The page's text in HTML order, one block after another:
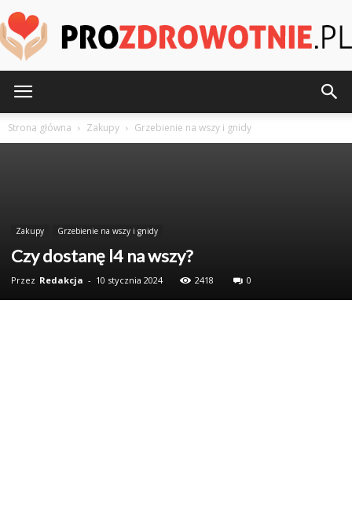
Strona główna Zakupy Grzebienie na wszy i gnidy
Zakupy Grzebienie na wszy i gnidy
Czy dostanę l4 na wszy?
Przez Redakcja - 10 stycznia 2024 2418 0